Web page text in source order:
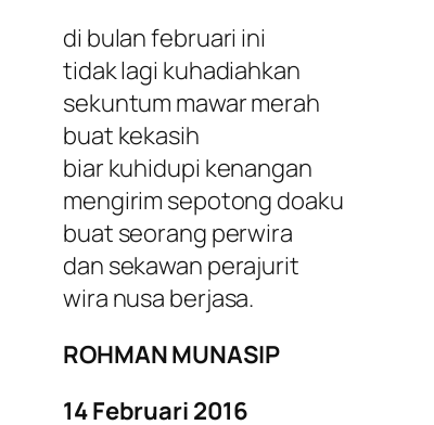
di bulan februari ini
tidak lagi kuhadiahkan
sekuntum mawar merah
buat kekasih
biar kuhidupi kenangan
mengirim sepotong doaku
buat seorang perwira
dan sekawan perajurit
wira nusa berjasa.
ROHMAN MUNASIP
14 Februari 2016